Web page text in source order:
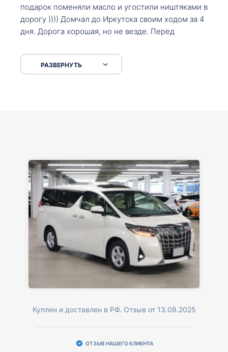
подарок поменяли масло и угостили ништяками в
дорогу )))) Домчал до Иркутска своим ходом за 4
дня. Дорога хорошая, но не везде. Перед
серпантинах по пути следования.
РАЗВЕРНУТЬ
Куплен и доставлен в РФ. Отзыв от 13.08.2025
ОТЗЫВ НАШЕГО КЛИЕНТА